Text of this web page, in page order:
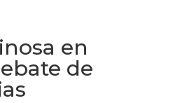
en
de